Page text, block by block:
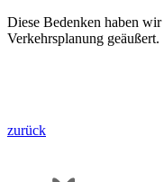
Diese Bedenken haben wir
Verkehrsplanung geäußert.
zurück